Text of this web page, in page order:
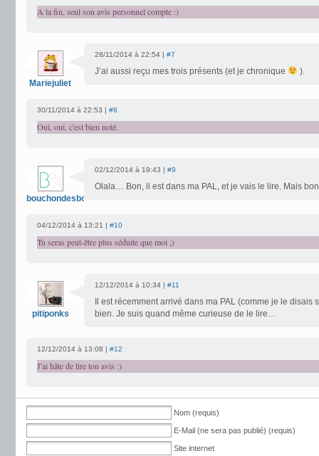
A la fin, seul son avis personnel compte :)
Mariejuliet
28/11/2014 à 22:54 | #7
J’ai aussi reçu mes trois présents (et je chronique ).
30/11/2014 à 22:53 | #8
Oui, oui, c'est bien noté.
bouchondesbois
02/12/2014 à 19:43 | #9
Olala… Bon, il est dans ma PAL, et je vais le lire. Mais
04/12/2014 à 13:21 | #10
Tu seras peut-être plus séduite que moi ;)
pitiponks
12/12/2014 à 10:34 | #11
Il est récemment arrivé dans ma PAL (comme je le
bien. Je suis quand même curieuse de le lire…
12/12/2014 à 13:08 | #12
J'ai hâte de lire ton avis :)
Nom (requis)
E-Mail (ne sera pas publié) (requis)
Site internet